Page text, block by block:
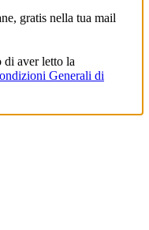
gratis nella tua mail
di aver letto la
Generali di